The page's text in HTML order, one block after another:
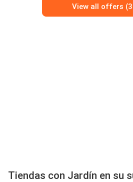
View all offers
Tiendas con Jardín en su